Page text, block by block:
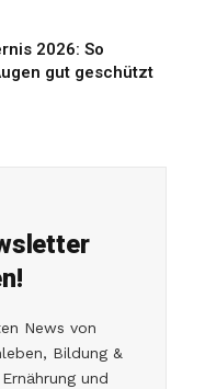
2026: So
gut geschützt
News von
Bildung &
und